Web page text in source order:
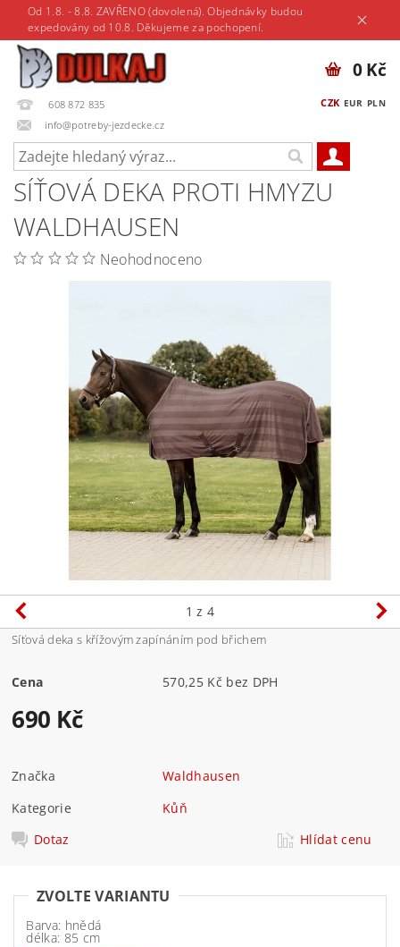
Od 1.8. - 8.8. ZAVŘENO (dovolená). Objednávky budou
expedovány od 10.8. Děkujeme za pochopení.
608 872 835
info@potreby-jezdecke.cz
CZK EUR PLN
0 Kč
SÍŤOVÁ DEKA PROTI HMYZU
WALDHAUSEN
Neohodnoceno
1 z 4
Síťová deka s křížovým zapínáním pod břichem
Cena 570,25 Kč bez DPH
690 Kč
Značka
Waldhausen
Kategorie
Kůň
Dotaz
Hlídat cenu
ZVOLTE VARIANTU
Barva: hnědá
délka: 85 cm